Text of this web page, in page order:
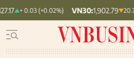
+ 0.03 (+0.02%) VN30:1,902.79 20.7 (1.08%)